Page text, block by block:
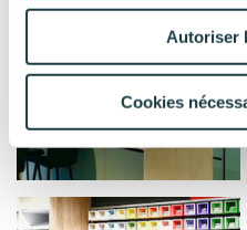
Autoriser
Cookies